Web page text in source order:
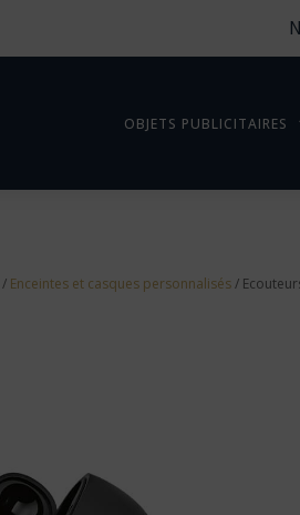
OBJETS PUBLICITAIRES
/ Enceintes et casques personnalisés/